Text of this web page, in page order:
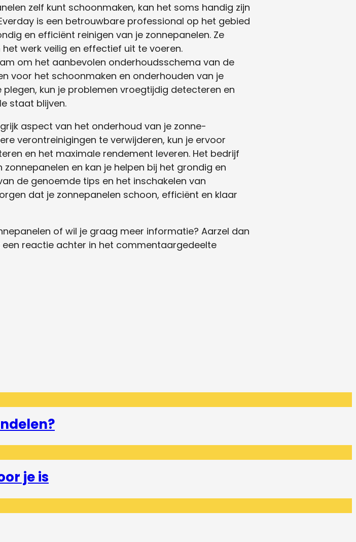
zelf kunt schoonmaken, kan het soms handig zijn
is een betrouwbare professional op het gebied
en efficiënt reinigen van je zonnepanelen. Ze
werk veilig en effectief uit te voeren.
om het aanbevolen onderhoudsschema van de
voor het schoonmaken en onderhouden van je
kun je problemen vroegtijdig detecteren en
staat blijven.
aspect van het onderhoud van je zonne-
verontreinigingen te verwijderen, kun je ervoor
en het maximale rendement leveren. Het bedrijf
en kan je helpen bij het grondig en
de genoemde tips en het inschakelen van
dat je zonnepanelen schoon, efficiënt en klaar
of wil je graag meer informatie? Aarzel dan
reactie achter in het commentaargedeelte
je is